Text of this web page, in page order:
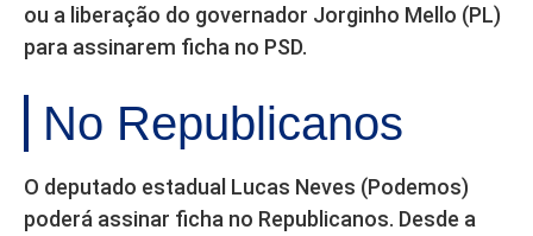
ou a liberação do governador Jorginho Mello (PL)
para assinarem ficha no PSD.
No Republicanos
O deputado estadual Lucas Neves (Podemos)
poderá assinar ficha no Republicanos. Desde a